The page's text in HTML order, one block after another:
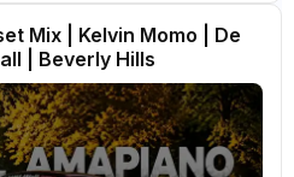
Mix | Kelvin Momo | De
| Beverly Hills